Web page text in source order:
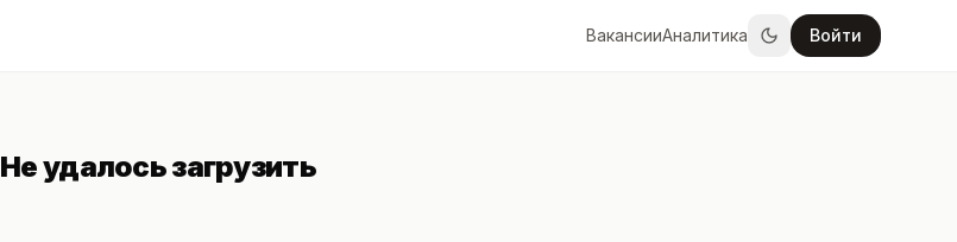
ВакансииАналитика Войти
Не удалось загрузить